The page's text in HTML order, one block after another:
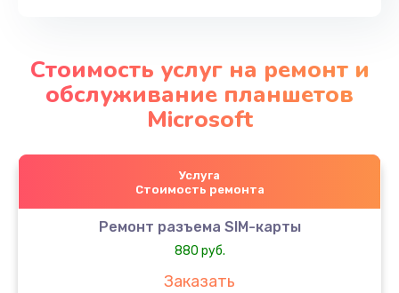
Стоимость услуг на ремонт и
обслуживание планшетов
Microsoft
Услуга
Стоимость ремонта
Ремонт разъема SIM-карты
880 руб.
Заказать